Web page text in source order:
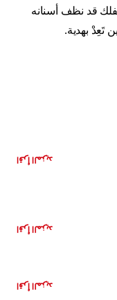
قد نظف أسنانه
تَعِدْ بهدية.
اقرأ المزيد
اقرأ المزيد
اقرأ المزيد